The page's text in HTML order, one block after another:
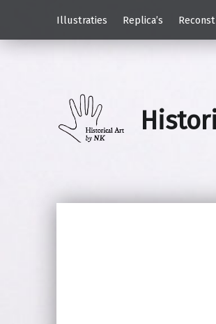
Illustraties
Replica’s